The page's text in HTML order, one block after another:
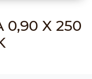
0,90 X 250